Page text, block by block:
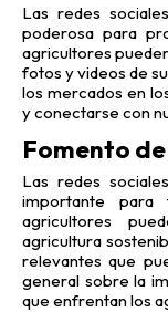
Las redes
poderosa para
agricultores
fotos y videos de
los mercados en
y conectarse con
Fomento
Las redes
importante para
agricultores
agricultura
relevantes que
general sobre la
que enfrentan los